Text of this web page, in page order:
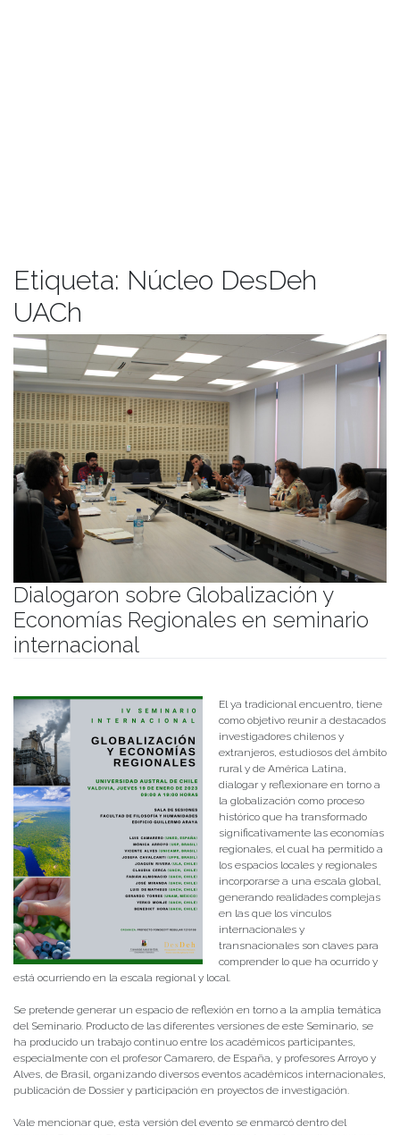
Etiqueta: Núcleo DesDeh
UACh
Dialogaron sobre Globalización y
Economías Regionales en seminario
internacional
El ya tradicional encuentro, tiene
como objetivo reunir a destacados
investigadores chilenos y
extranjeros, estudiosos del ámbito
rural y de América Latina,
dialogar y reflexionare en torno a
la globalización como proceso
histórico que ha transformado
significativamente las economías
regionales, el cual ha permitido a
los espacios locales y regionales
incorporarse a una escala global,
generando realidades complejas
en las que los vínculos
internacionales y
transnacionales son claves para
comprender lo que ha ocurrido y
está ocurriendo en la escala regional y local.
Se pretende generar un espacio de reflexión en torno a la amplia temática
del Seminario. Producto de las diferentes versiones de este Seminario, se
ha producido un trabajo continuo entre los académicos participantes,
especialmente con el profesor Camarero, de España, y profesores Arroyo y
Alves, de Brasil, organizando diversos eventos académicos internacionales,
publicación de Dossier y participación en proyectos de investigación.
Vale mencionar que, esta versión del evento se enmarcó dentro del